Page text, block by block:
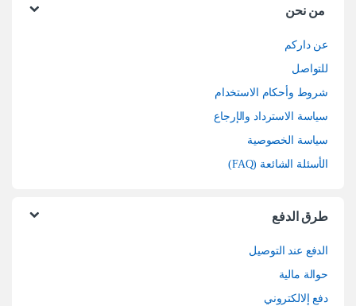
من نحن
عن داركم
للتواصل
شروط وأحكام الاستخدام
سياسة الاسترداد والإرجاع
سياسة الخصوصية
الأسئلة الشائعة (FAQ)
طرق الدفع
الدفع عند التوصيل
حوالة مالية
دفع إلالكتروني